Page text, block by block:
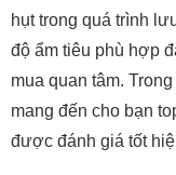
hụt trong quá trình
độ ẩm tiêu phù hợp
mua quan tâm.
mang đến cho bạn
được đánh giá tốt